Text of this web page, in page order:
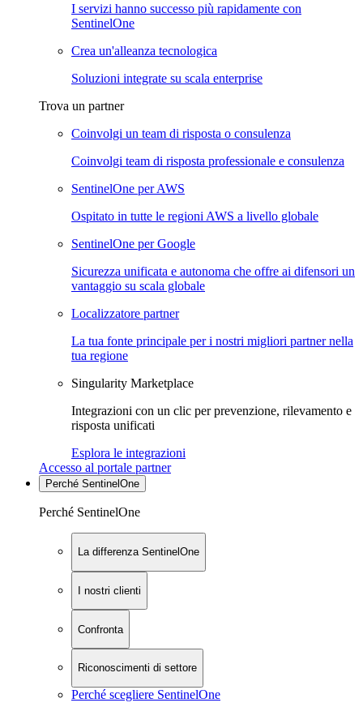
I servizi hanno successo più rapidamente con
SentinelOne
Crea un'alleanza tecnologica
Soluzioni integrate su scala enterprise
Trova un partner
Coinvolgi un team di risposta o consulenza
Coinvolgi team di risposta professionale e consulenza
SentinelOne per AWS
Ospitato in tutte le regioni AWS a livello globale
SentinelOne per Google
Sicurezza unificata e autonoma che offre ai difensori un
vantaggio su scala globale
Localizzatore partner
La tua fonte principale per i nostri migliori partner nella
tua regione
Singularity Marketplace
Integrazioni con un clic per prevenzione, rilevamento e
risposta unificati
Esplora le integrazioni
Accesso al portale partner
Perché SentinelOne
Perché SentinelOne
La differenza SentinelOne
I nostri clienti
Confronta
Riconoscimenti di settore
Perché scegliere SentinelOne